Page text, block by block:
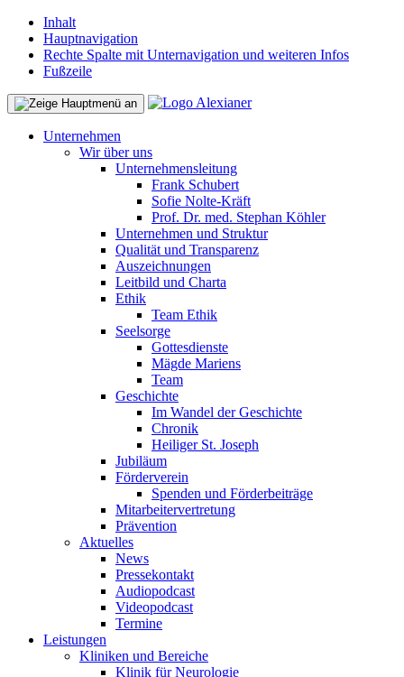
Inhalt
Hauptnavigation
Rechte Spalte mit Unternavigation und weiteren Infos
Fußzeile
Unternehmen
Wir über uns
Unternehmensleitung
Frank Schubert
Sofie Nolte-Kräft
Prof. Dr. med. Stephan Köhler
Unternehmen und Struktur
Qualität und Transparenz
Auszeichnungen
Leitbild und Charta
Ethik
Team Ethik
Seelsorge
Gottesdienste
Mägde Mariens
Team
Geschichte
Im Wandel der Geschichte
Chronik
Heiliger St. Joseph
Jubiläum
Förderverein
Spenden und Förderbeiträge
Mitarbeitervertretung
Prävention
Aktuelles
News
Pressekontakt
Audiopodcast
Videopodcast
Termine
Leistungen
Kliniken und Bereiche
Klinik für Neurologie